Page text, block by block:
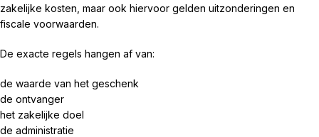
zakelijke kosten, maar ook hiervoor gelden uitzonderingen en
fiscale voorwaarden.
De exacte regels hangen af van:
de waarde van het geschenk
de ontvanger
het zakelijke doel
de administratie